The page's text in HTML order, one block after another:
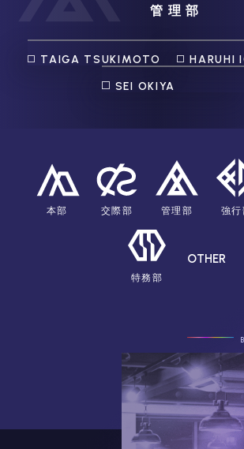
管理部
TAIGA TSUKIMOTO
HARUHI
SEI OKIYA
本部 交際部 管理部 強行
特務部
OTHER